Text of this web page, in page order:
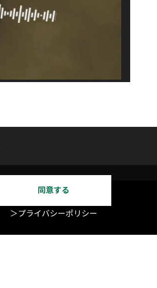
同意する
＞プライバシーポリシー